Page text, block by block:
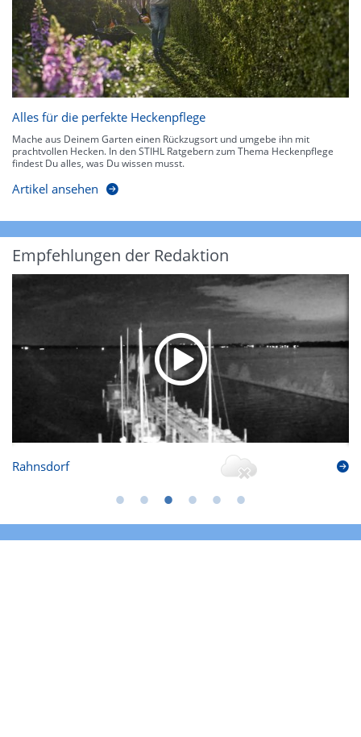
Alles für die perfekte Heckenpflege
Mache aus Deinem Garten einen Rückzugsort und umgebe ihn mit
prachtvollen Hecken. In den STIHL Ratgebern zum Thema Heckenpflege
findest Du alles, was Du wissen musst.
Artikel ansehen
Empfehlungen der Redaktion
Rahnsdorf